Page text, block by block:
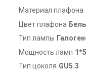
Материал плафона
Цвет плафона
Тип лампы
Мощность ламп
Тип цоколя GU5.3